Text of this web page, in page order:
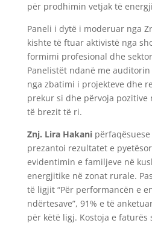
për prodhimin vetjak të
Paneli i dytë i moderuar nga
kishte të ftuar aktivistë nga
formimi profesional dhe
Panelistët ndanë me
nga zbatimi i projekteve dhe
prekur si dhe përvoja
të brezit të ri.
Znj. Lira Hakani përfaqësuese
prezantoi rezultatet e
evidentimin e familjeve në
energjitike në zonat rurale.
të ligjit “Për performancën e
ndërtesave”, 91% e të
për këtë ligj. Kostoja e faturës